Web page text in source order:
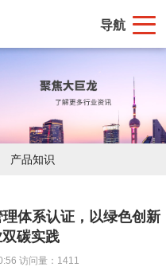
导航
产品知识
体系认证，以绿色创新
碳实践
访问量：1411